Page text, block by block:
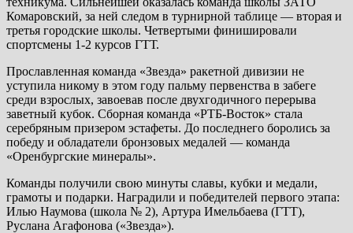
Комаровский, за ней следом в турнирной таблице — вторая и
третья городские школы. Четвертыми финишировали
спортсмены 1-2 курсов ГТТ.
Прославленная команда «Звезда» ракетной дивизии не
уступила никому в этом году пальму первенства в забеге
среди взрослых, завоевав после двухгодичного перерыва
заветный кубок. Сборная команда «РТБ-Восток» стала
серебряным призером эстафеты. До последнего боролись за
победу и обладатели бронзовых медалей — команда
«Оренбургские минералы».
Команды получили свою минуты славы, кубки и медали,
грамоты и подарки. Наградили и победителей первого этапа:
Илью Наумова (школа № 2), Артура Имельбаева (ГТТ),
Руслана Агафонова («Звезда»).